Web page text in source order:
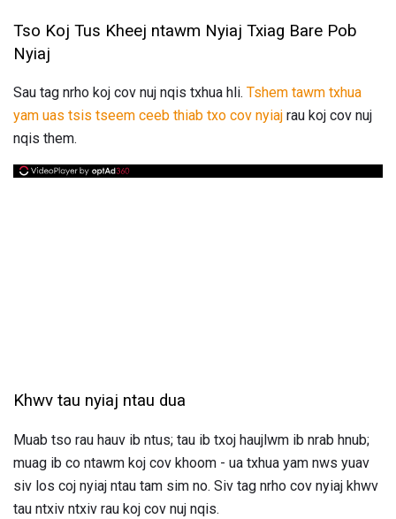
Tso Koj Tus Kheej ntawm Nyiaj Txiag Bare Pob
Nyiaj
Sau tag nrho koj cov nuj nqis txhua hli. Tshem tawm txhua
yam uas tsis tseem ceeb thiab txo cov nyiaj rau koj cov nuj
nqis them.
Khwv tau nyiaj ntau dua
Muab tso rau hauv ib ntus; tau ib txoj haujlwm ib nrab hnub;
muag ib co ntawm koj cov khoom - ua txhua yam nws yuav
siv los coj nyiaj ntau tam sim no. Siv tag nrho cov nyiaj khwv
tau ntxiv ntxiv rau koj cov nuj nqis.